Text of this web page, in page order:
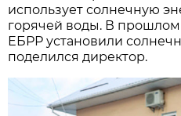
использует солнечную
горячей воды. В
ЕБРР установили
поделился директор.